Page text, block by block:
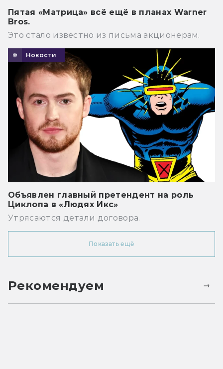
Пятая «Матрица» всё ещё в планах Warner
Bros.
Это стало известно из письма акционерам.
Новости
Объявлен главный претендент на роль
Циклопа в «Людях Икс»
Утрясаются детали договора.
Показать ещё
Рекомендуем